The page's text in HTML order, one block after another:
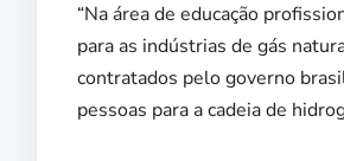
“Na área de educação
para as indústrias de gás
contratados pelo governo
pessoas para a cadeia de